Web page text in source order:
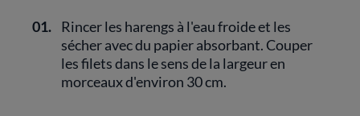
01. Rincer les harengs à l'eau froide et les
sécher avec du papier absorbant. Couper
les filets dans le sens de la largeur en
morceaux d'environ 30 cm.